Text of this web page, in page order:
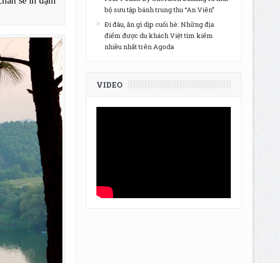
bộ sưu tập bánh trung thu “An Viên”
Đi đâu, ăn gì dịp cuối hè: Những địa
điểm được du khách Việt tìm kiếm
nhiều nhất trên Agoda
VIDEO